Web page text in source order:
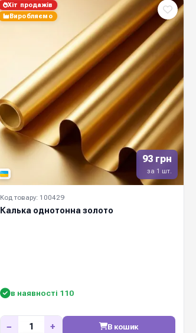
93 грн
за 1 шт.
Хіт продажів
Виробляємо
Код товару: 100429
Калька однотонна золото
в наявності 110
− + В кошик